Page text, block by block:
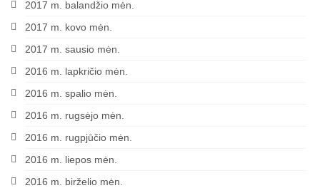
2017-1 lėktuvų lenktynių media
Lėktuvų lenktynės įvyko – rezultatai!
Taisyklės
Trasa
2017 m. balandžio mėn.
2017 m. kovo mėn.
2017 m. sausio mėn.
2016 m. lapkričio mėn.
2016 m. spalio mėn.
2016 m. rugsėjo mėn.
2016 m. rugpjūčio mėn.
2016 m. liepos mėn.
2016 m. birželio mėn.